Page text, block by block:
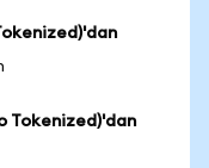
Tokenized)'dan